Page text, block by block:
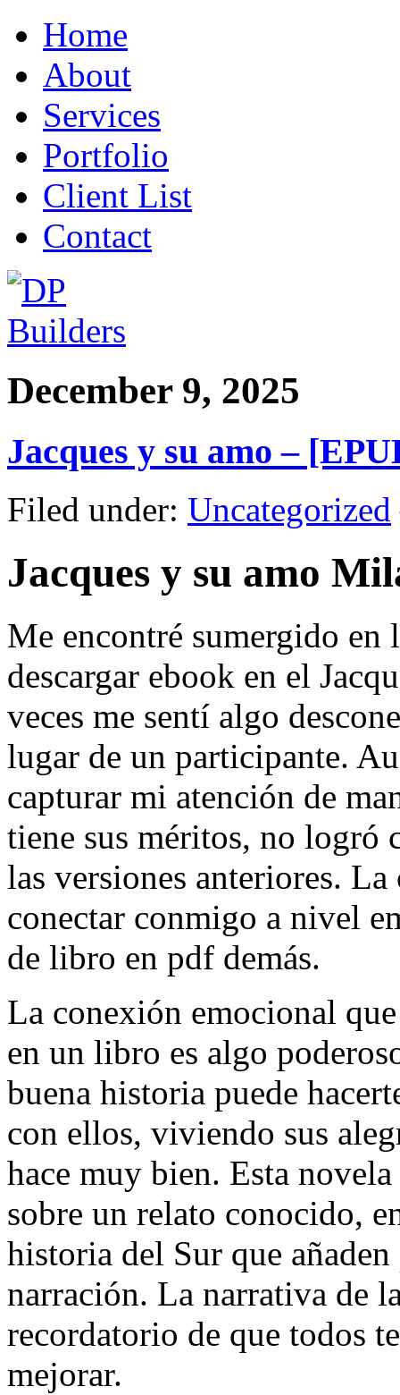
Home
About
Services
Portfolio
Client List
Contact
December 9, 2025
Jacques y su amo –
Filed under: Uncategorized
Jacques y su amo
Me encontré sumergido
descargar ebook en el
veces me sentí algo
lugar de un participante.
capturar mi atención de
tiene sus méritos, no logró
las versiones anteriores.
conectar conmigo a nivel
de libro en pdf demás.
La conexión emocional
en un libro es algo
buena historia puede
con ellos, viviendo sus
hace muy bien. Esta
sobre un relato conocido,
historia del Sur que
narración. La narrativa de
recordatorio de que todos
mejorar.